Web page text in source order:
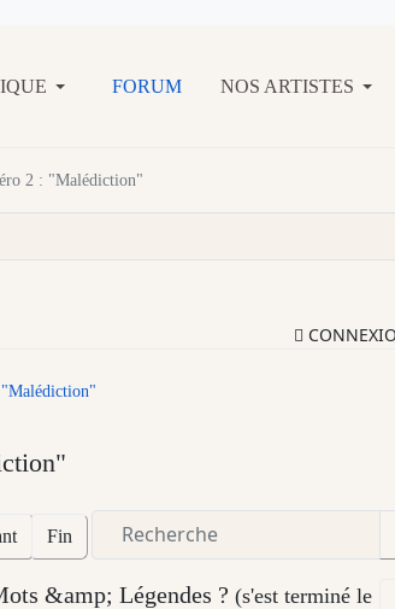
FORUM NOS ARTISTES
2 : "Malédiction"
Fin
&amp; Légendes ? (s'est terminé le